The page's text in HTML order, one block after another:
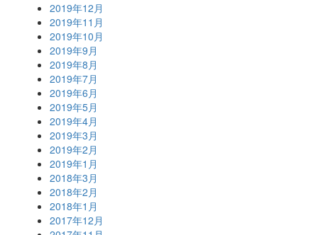
2019年12月
2019年11月
2019年10月
2019年9月
2019年8月
2019年7月
2019年6月
2019年5月
2019年4月
2019年3月
2019年2月
2019年1月
2018年3月
2018年2月
2018年1月
2017年12月